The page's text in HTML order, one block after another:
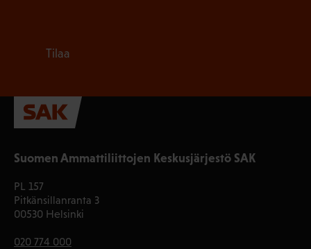
Suomen Ammattiliittojen Keskusjärjestö SAK
PL 157
Pitkänsillanranta 3
00530 Helsinki
020 774 000
Tilaa